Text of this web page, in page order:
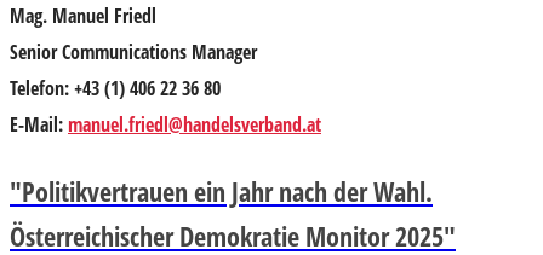
Mag. Manuel Friedl
Senior Communications Manager
Telefon: +43 (1) 406 22 36 80
E-Mail:manuel.friedl@handelsverband.at
"Politikvertrauen ein Jahr nach der Wahl.
Österreichischer Demokratie Monitor 2025"